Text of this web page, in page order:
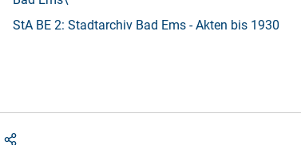
StA BE 2: Stadtarchiv Bad Ems - Akten bis 1930